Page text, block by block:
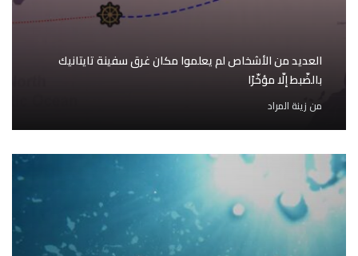
العديد من الأشخاص لم يعلموا مكان غرق سفينة تايتانيك
بالضّبط إلّا مؤخّرًا
من زينة المراد